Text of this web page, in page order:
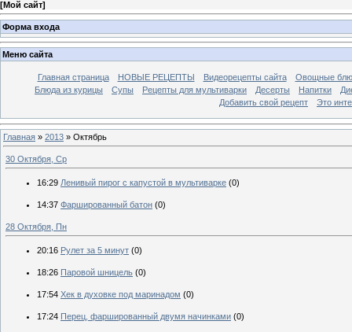
[Мой сайт]
Форма входа
Меню сайта
Главная страница НОВЫЕ РЕЦЕПТЫ Видеорецепты сайта
Овощные
Блюда из курицы
Супы Рецепты для мультиварки Десерты Напитки
Добавить свой рецепт
Это
Главная » 2013 » Октябрь
30 Октября, Ср
16:29 Ленивый пирог с капустой в мультиварке (0)
14:37 Фаршированный батон (0)
28 Октября, Пн
20:16 Рулет за 5 минут (0)
18:26 Паровой шницель (0)
17:54 Хек в духовке под маринадом (0)
17:24 Перец, фаршированный двумя начинками (0)